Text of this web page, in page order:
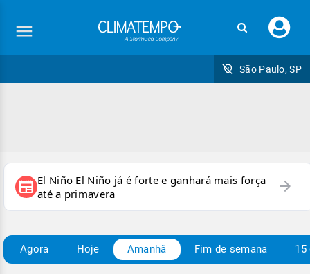
seu
São Paulo, SP
newspaper El Niño El Niño já é forte e ganhará mais força
até a primavera
arrow_forward
Agora Hoje Amanhã Fim de semana 15